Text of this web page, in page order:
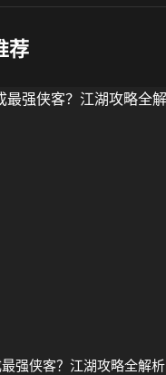
荐
强侠客？江湖攻略全解析